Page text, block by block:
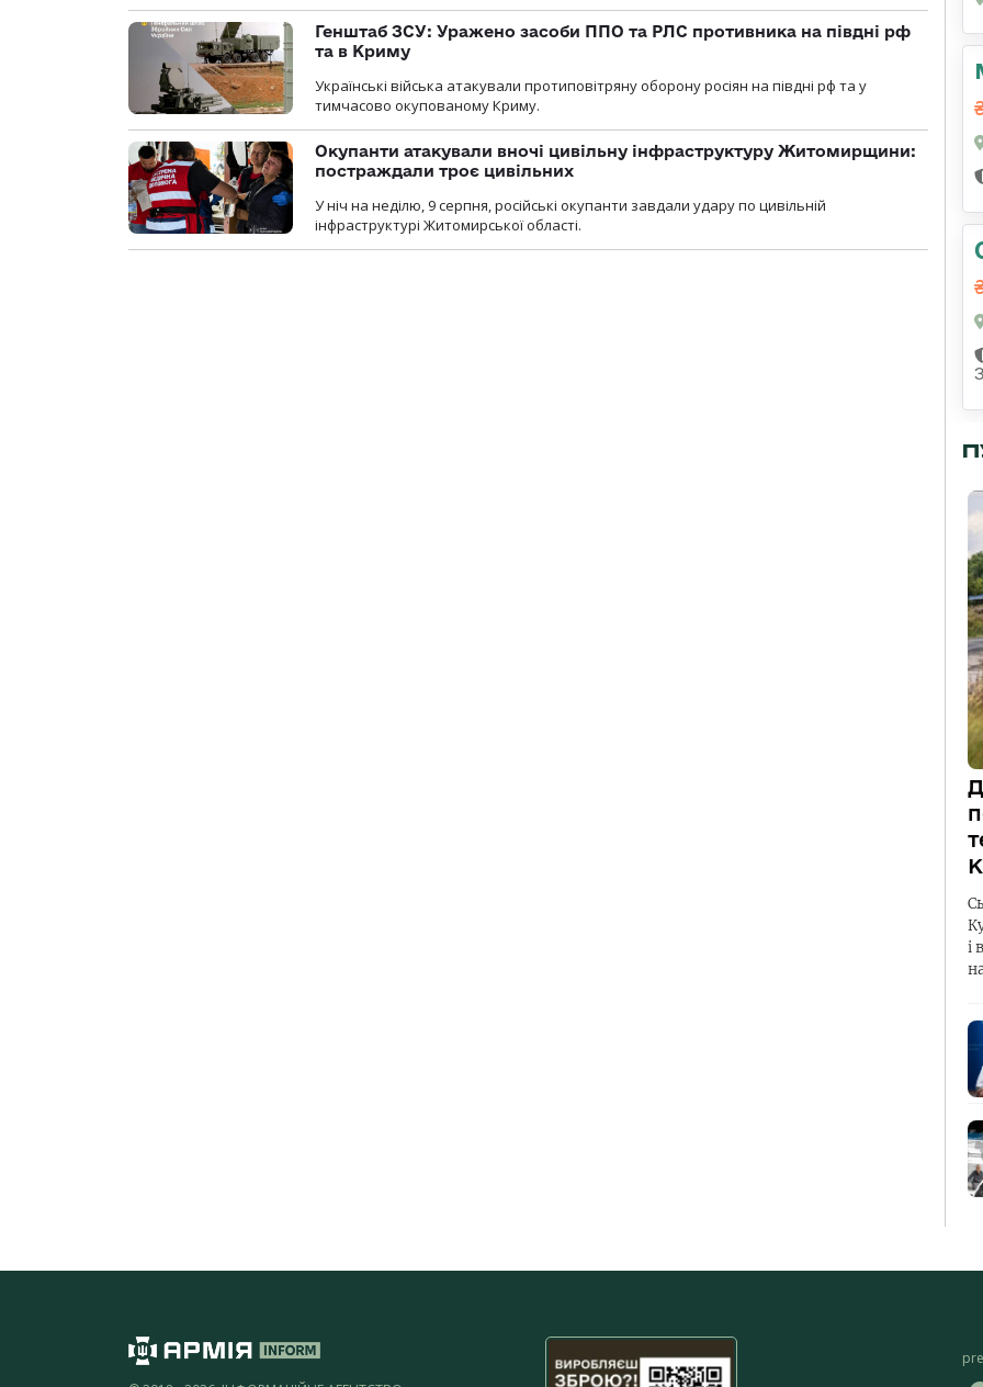
Генштаб ЗСУ: Уражено засоби ППО та РЛС противника на півдні рф
та в Криму
Українські війська атакували протиповітряну оборону росіян на півдні рф та у
тимчасово окупованому Криму.
Окупанти атакували вночі цивільну інфраструктуру Житомирщини:
постраждали троє цивільних
У ніч на неділю, 9 серпня, російські окупанти завдали удару по цивільній
інфраструктурі Житомирської області.
і